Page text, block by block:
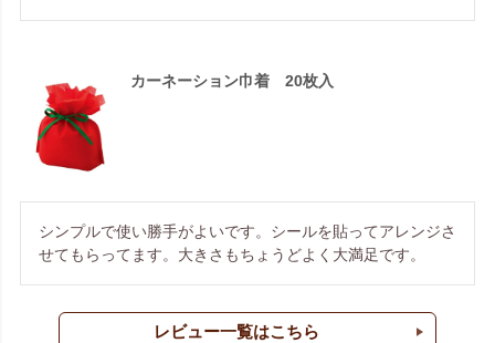
カーネーション巾着 20枚入
シンプルで使い勝手がよいです。シールを貼ってアレンジさ
せてもらってます。大きさもちょうどよく大満足です。
レビュー一覧はこちら